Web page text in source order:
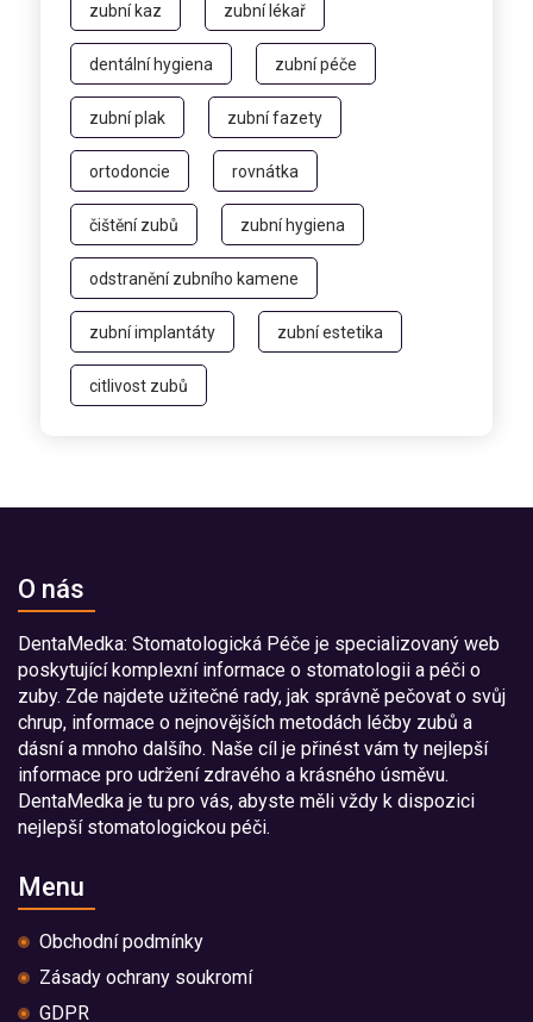
zubní kaz zubní lékař
dentální hygiena zubní péče
zubní plak zubní fazety
ortodoncie rovnátka
čištění zubů zubní hygiena
odstranění zubního kamene
zubní implantáty zubní estetika
citlivost zubů
O nás
DentaMedka: Stomatologická Péče je specializovaný web
poskytující komplexní informace o stomatologii a péči o
zuby. Zde najdete užitečné rady, jak správně pečovat o svůj
chrup, informace o nejnovějších metodách léčby zubů a
dásní a mnoho dalšího. Naše cíl je přinést vám ty nejlepší
informace pro udržení zdravého a krásného úsměvu.
DentaMedka je tu pro vás, abyste měli vždy k dispozici
nejlepší stomatologickou péči.
Menu
Obchodní podmínky
Zásady ochrany soukromí
GDPR